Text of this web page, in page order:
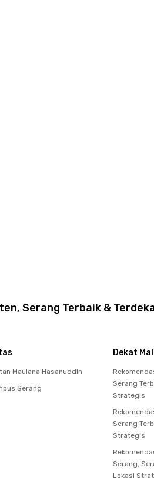
Serang Terbaik &
Maulana Hasanuddin
Serang
Dekat Mall
Serang
Strategis
Serang
Strategis
Serang,
Lokasi